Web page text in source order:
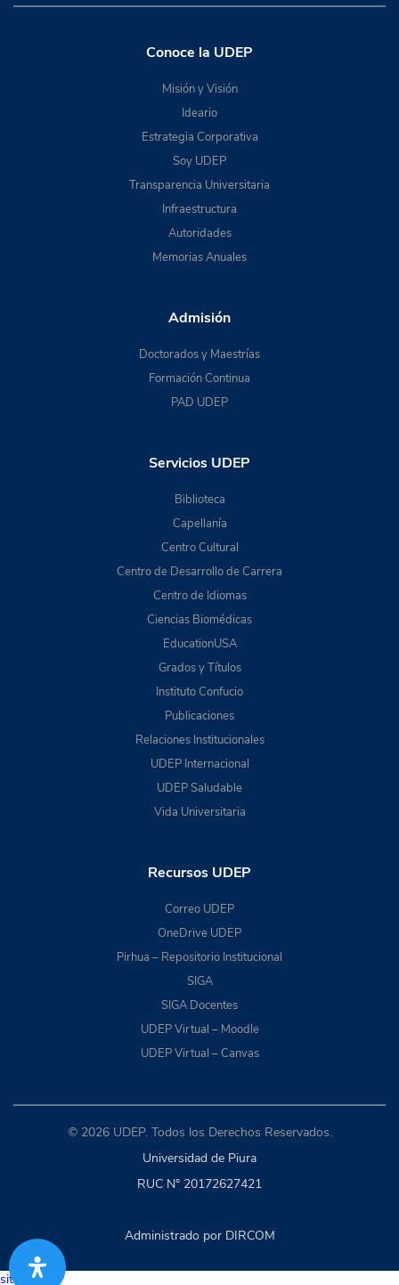
Conoce la UDEP
Misión y Visión
Ideario
Estrategia Corporativa
Soy UDEP
Transparencia Universitaria
Infraestructura
Autoridades
Memorias Anuales
Admisión
Doctorados y Maestrías
Formación Continua
PAD UDEP
Servicios UDEP
Biblioteca
Capellanía
Centro Cultural
Centro de Desarrollo de Carrera
Centro de Idiomas
Ciencias Biomédicas
EducationUSA
Grados y Títulos
Instituto Confucio
Publicaciones
Relaciones Institucionales
UDEP Internacional
UDEP Saludable
Vida Universitaria
Recursos UDEP
Correo UDEP
OneDrive UDEP
Pirhua – Repositorio Institucional
SIGA
SIGA Docentes
UDEP Virtual – Moodle
UDEP Virtual – Canvas
© 2026 UDEP. Todos los Derechos Reservados.
Universidad de Piura
RUC N° 20172627421
Administrado por DIRCOM
situs togel